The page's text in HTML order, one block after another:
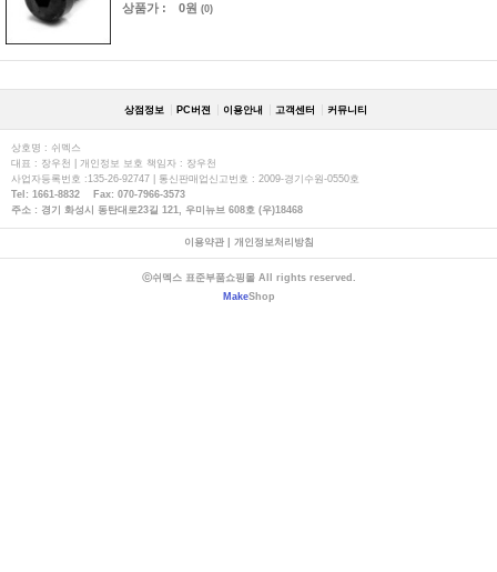
상품가 : 0원 (0)
상점정보 PC버젼 이용안내 고객센터 커뮤니티
상호명 : 쉬멕스
대표 : 장우천 | 개인정보 보호 책임자 : 장우천
사업자등록번호 :135-26-92747 | 통신판매업신고번호 : 2009-경기수원-0550호
Tel: 1661-8832 Fax: 070-7966-3573
주소 : 경기 화성시 동탄대로23길 121, 우미뉴브 608호 (우)18468
이용약관| 개인정보처리방침
ⓒ쉬멕스 표준부품쇼핑몰 All rights reserved.
MakeShop